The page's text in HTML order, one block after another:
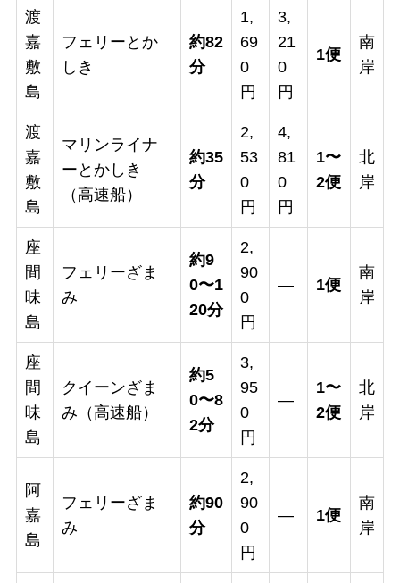
渡
嘉
敷
島
フェリーとか
しき
約82
分
1,
69
0
円
3,
21
0
円
1便
南
岸
渡
嘉
敷
島
マリンライナ
ーとかしき
（高速船）
約35
分
2,
53
0
円
4,
81
0
円
1〜
2便
北
岸
座
間
味
島
フェリーざま
み
約9
0〜1
20分
2,
90
0
円
— 1便
南
岸
座
間
味
島
クイーンざま
み（高速船）
約5
0〜8
2分
3,
95
0
円
—
1〜
2便
北
岸
阿
嘉
島
フェリーざま
み
約90
分
2,
90
0
円
— 1便
南
岸